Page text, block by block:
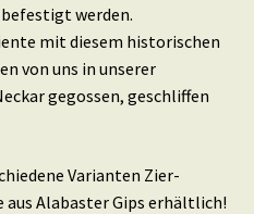
werden.
mit diesem historischen
von uns in unserer
gegossen, geschliffen
Varianten Zier-
Alabaster Gips erhältlich!